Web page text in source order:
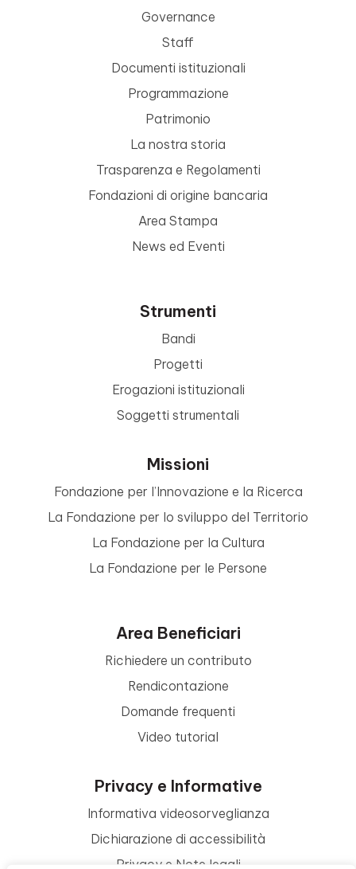
Governance
Staff
Documenti istituzionali
Programmazione
Patrimonio
La nostra storia
Trasparenza e Regolamenti
Fondazioni di origine bancaria
Area Stampa
News ed Eventi
Strumenti
Bandi
Progetti
Erogazioni istituzionali
Soggetti strumentali
Missioni
Fondazione per l’Innovazione e la Ricerca
La Fondazione per lo sviluppo del Territorio
La Fondazione per la Cultura
La Fondazione per le Persone
Area Beneficiari
Richiedere un contributo
Rendicontazione
Domande frequenti
Video tutorial
Privacy e Informative
Informativa videosorveglianza
Dichiarazione di accessibilità
Privacy e Note legali